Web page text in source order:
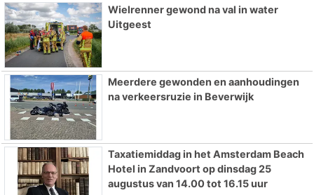
Wielrenner gewond na val in water
Uitgeest
Meerdere gewonden en aanhoudingen
na verkeersruzie in Beverwijk
Taxatiemiddag in het Amsterdam Beach
Hotel in Zandvoort op dinsdag 25
augustus van 14.00 tot 16.15 uur